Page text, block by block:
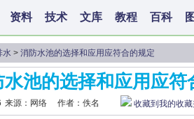
资料 技术 文库 教程 百科
水 > 消防水池的选择和应用应符合的规定
水池的选择和应用应符
来源：网络 作者：佚名 收藏到我的收